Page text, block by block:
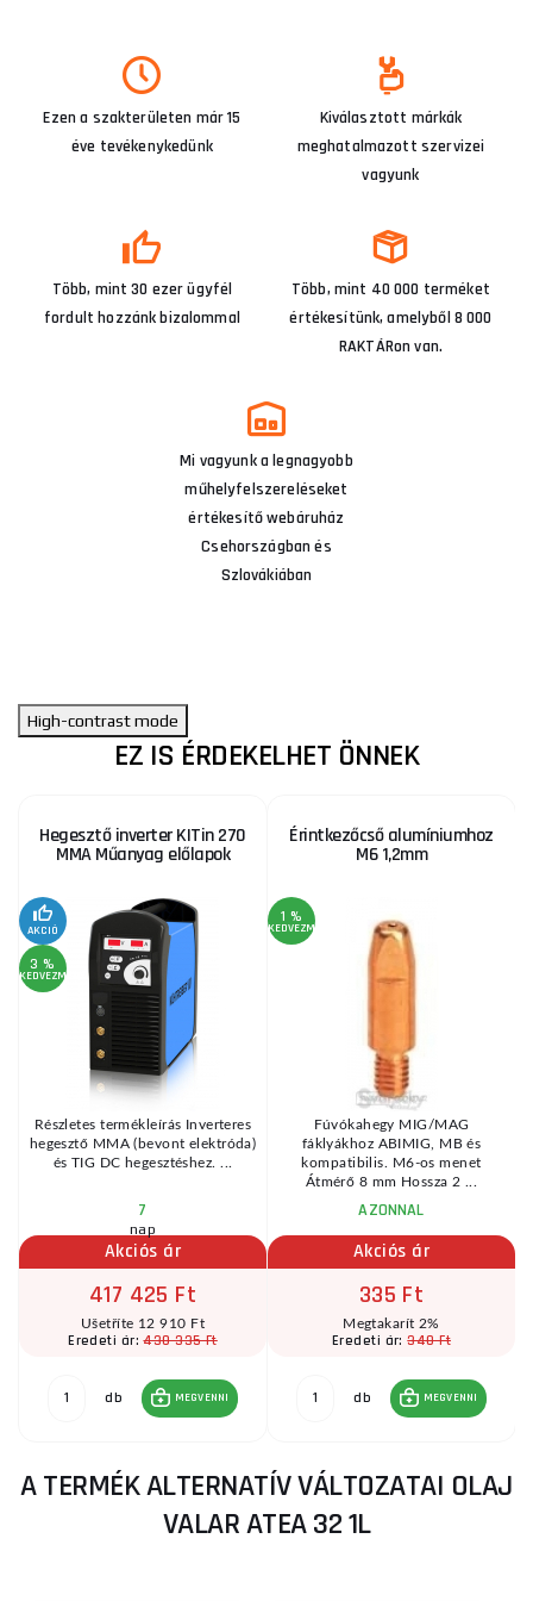
Ezen a szakterületen már 15
éve tevékenykedünk
Kiválasztott márkák
meghatalmazott szervizei
vagyunk
Több, mint 30 ezer ügyfél
fordult hozzánk bizalommal
Több, mint 40 000 terméket
értékesítünk, amelyből 8 000
RAKTÁRon van.
Mi vagyunk a legnagyobb
műhelyfelszereléseket
értékesítő webáruház
Csehországban és
Szlovákiában
High-contrast mode
EZ IS ÉRDEKELHET ÖNNEK
Hegesztő inverter KITin 270
MMA Műanyag előlapok
AKCIÓ
3 %
KEDVEZMÉNY
Részletes termékleírás Inverteres
hegesztő MMA (bevont elektróda)
és TIG DC hegesztéshez. ...
7
nap
Akciós ár
417 425 Ft
Ušetříte 12 910 Ft
Eredeti ár:430 335 Ft
db MEGVENNI
Érintkezőcső alumíniumhoz
M6 1,2mm
1 %
KEDVEZMÉNY
Fúvókahegy MIG/MAG
fáklyákhoz ABIMIG, MB és
kompatibilis. M6-os menet
Átmérő 8 mm Hossza 2 ...
AZONNAL
Akciós ár
335 Ft
Megtakarít 2%
Eredeti ár:340 Ft
db MEGVENNI
A TERMÉK ALTERNATÍV VÁLTOZATAI OLAJ
VALAR ATEA 32 1L